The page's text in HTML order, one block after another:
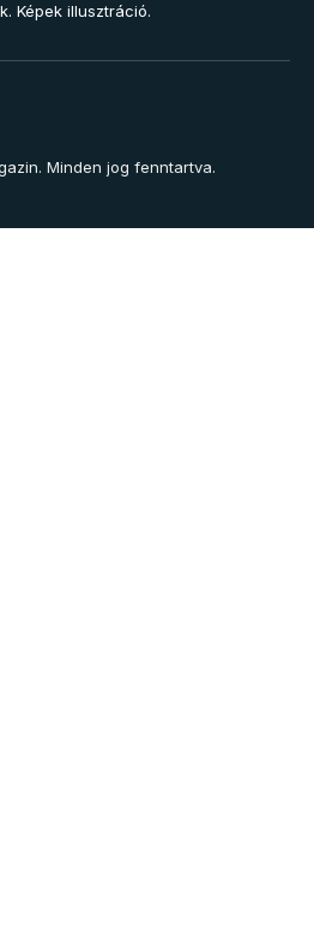
Képek illusztráció.
Minden jog fenntartva.